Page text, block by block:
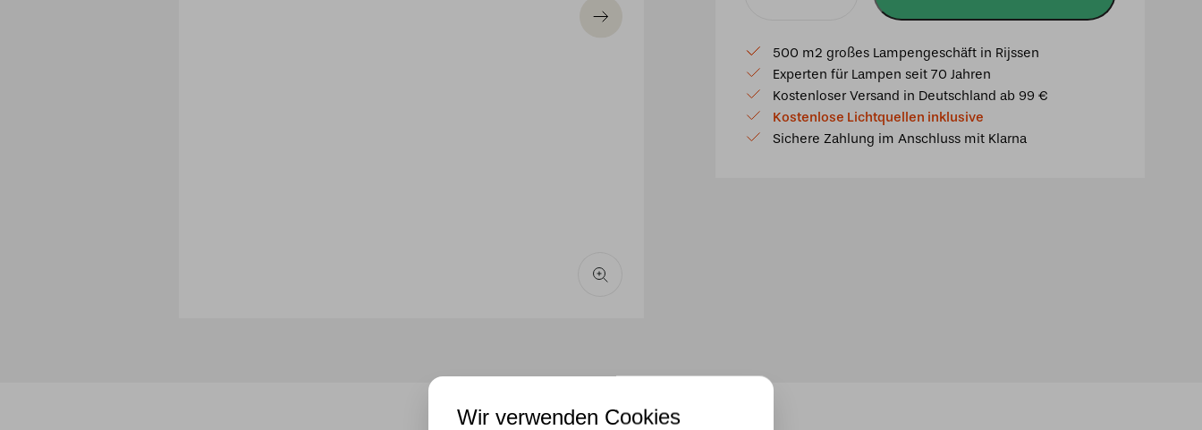
schwarz
mit
Fleur
de
Vanneau
500 m2 großes Lampengeschäft in Rijssen
Experten für Lampen seit 70 Jahren
Kostenloser Versand in Deutschland ab 99 €
Kostenlose Lichtquellen inklusive
Sichere Zahlung im Anschluss mit Klarna
Wir verwenden Cookies